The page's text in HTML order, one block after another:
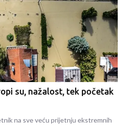
su, nažalost, tek početak
na sve veću prijetnju ekstremnih